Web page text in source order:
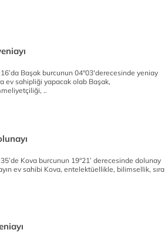
Başak burcunun 04°03'derecesinde yeniay
ev sahipliği yapacak olab Başak,
..
Kova burcunun 19°21’ derecesinde dolunay
ev sahibi Kova, entelektüellikle, bilimsellik, sıra